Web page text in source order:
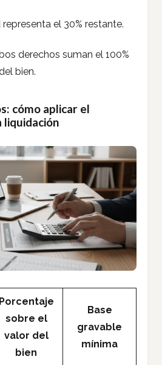
el 30% restante.
derechos suman el 100%
bien.
cómo aplicar el
liquidación
Porcentaje
sobre el
valor del
bien
Base
gravable
mínima